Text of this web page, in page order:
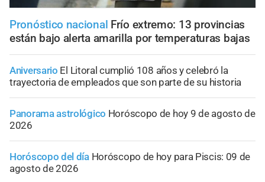
Pronóstico nacional Frío extremo: 13 provincias
están bajo alerta amarilla por temperaturas bajas
Aniversario El Litoral cumplió 108 años y celebró la
trayectoria de empleados que son parte de su historia
Panorama astrológico Horóscopo de hoy 9 de agosto de
2026
Horóscopo del día Horóscopo de hoy para Piscis: 09 de
agosto de 2026